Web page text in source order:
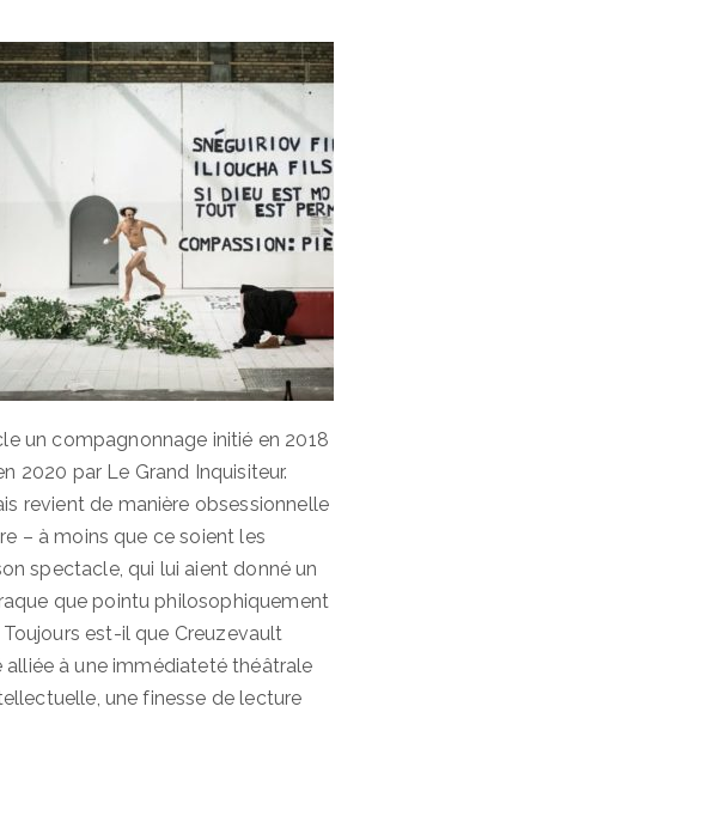
un compagnonnage initié en 2018
2020 par Le Grand Inquisiteur.
revient de manière obsessionnelle
– à moins que ce soient les
spectacle, qui lui aient donné un
que pointu philosophiquement
est-il que Creuzevault
alliée à une immédiateté théâtrale
une finesse de lecture